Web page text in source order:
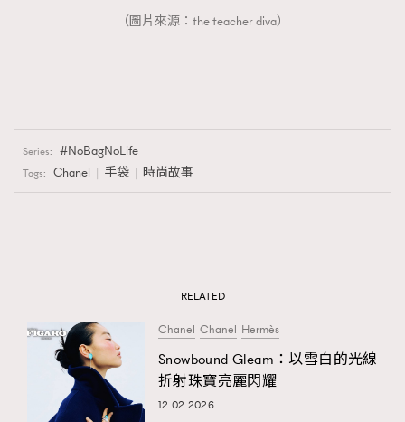
（圖片來源：the teacher diva）
Series: NoBagNoLife
Tags: Chanel 手袋 時尚故事
RELATED
Chanel Chanel Hermès
Snowbound Gleam：以雪白的光線
折射珠寶亮麗閃耀
12.02.2026